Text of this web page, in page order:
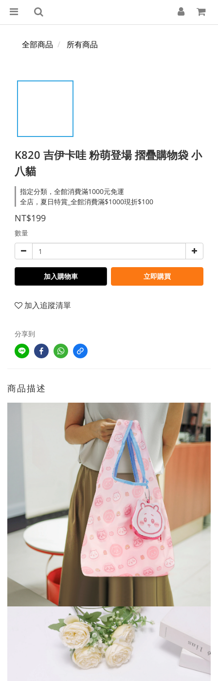
全部商品 所有商品
K820 吉伊卡哇 粉萌登場 摺疊購物袋 小
八貓
指定分類，全館消費滿1000元免運
全店，夏日特賞_全館消費滿$1000現折$100
NT$199
數量
加入購物車 立即購買
加入追蹤清單
分享到
商品描述